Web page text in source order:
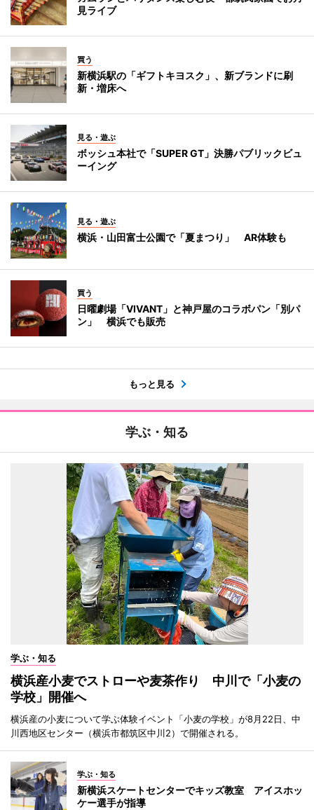
見ライブ
買う
新横浜駅の「ギフトキヨスク」、新ブランドに刷
新・増床へ
見る・遊ぶ
ボッシュ本社で「SUPER GT」決勝パブリックビュ
ーイング
見る・遊ぶ
横浜・山田富士公園で「夏まつり」 AR体験も
買う
日曜劇場「VIVANT」と神戸屋のコラボパン「別パ
ン」 横浜でも販売
もっと見る
学ぶ・知る
学ぶ・知る
横浜産小麦でストローや麦茶作り 中川で「小麦の
学校」開催へ
横浜産の小麦について学ぶ体験イベント「小麦の学校」が8月22日、中
川西地区センター（横浜市都筑区中川2）で開催される。
学ぶ・知る
新横浜スケートセンターでキッズ教室 アイスホッ
ケー選手が指導